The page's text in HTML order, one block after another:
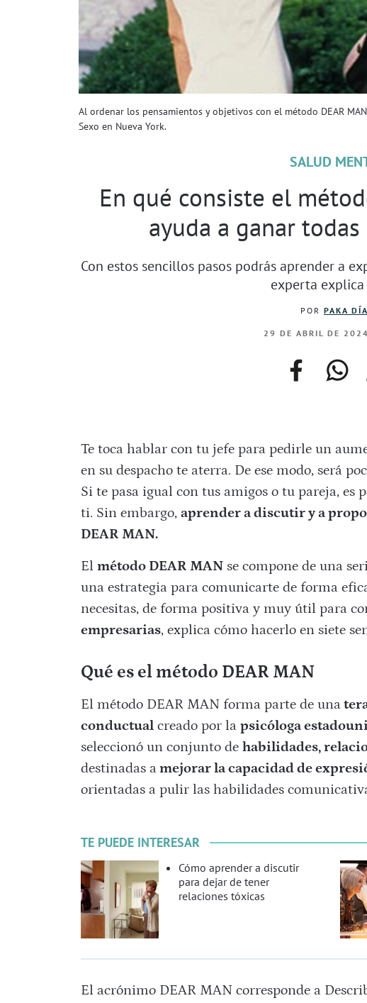
Al ordenar los pensamientos y objetivos con el método DEAR
Sexo en Nueva York.
SALUD
En qué consiste el
ayuda a ganar
Con estos sencillos pasos podrás aprender a
experta explica
POR PAKA
29 DE ABRIL DE
facebook
web
Te toca hablar con tu jefe para pedirle un
en su despacho te aterra. De ese modo, será
Si te pasa igual con tus amigos o tu pareja, es
ti. Sin embargo, aprender a discutir y a
DEAR MAN.
El método DEAR MANse compone de una
una estrategia para comunicarte de forma
necesitas, de forma positiva y muy útil para
empresarias, explica cómo hacerlo en siete
Qué es el método DEAR MAN
El método DEAR MAN forma parte de una
conductualcreado por la psicóloga
seleccionó un conjunto de habilidades,
destinadas amejorar la capacidad de
orientadas a pulir las habilidades
TE PUEDE INTERESAR
Cómo aprender a discutir
para dejar de tener
relaciones tóxicas
El acrónimo DEAR MAN corresponde a